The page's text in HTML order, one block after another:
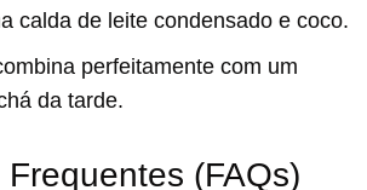
calda de leite condensado e coco.
perfeitamente com um
da tarde.
(FAQs)